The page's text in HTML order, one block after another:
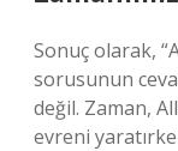
Sonuç olarak,
sorusunun
değil. Zaman,
evreni